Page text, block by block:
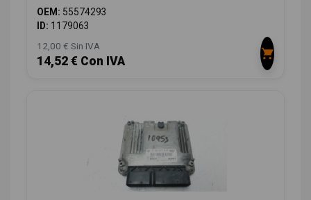
OEM: 55574293
ID: 1179063
12,00 € Sin IVA
14,52 € Con IVA